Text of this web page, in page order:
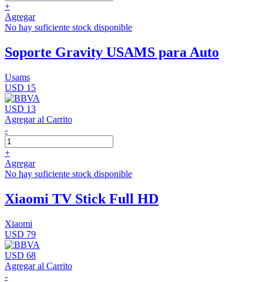
+
Agregar
No hay suficiente stock disponible
Soporte Gravity USAMS para Auto
Usams
USD 15
USD 13
Agregar al Carrito
-
+
Agregar
No hay suficiente stock disponible
Xiaomi TV Stick Full HD
Xiaomi
USD 79
USD 68
Agregar al Carrito
-